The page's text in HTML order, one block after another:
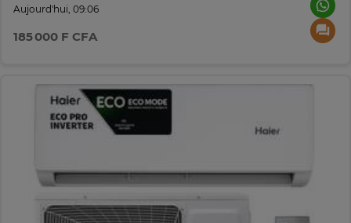
Aujourd'hui, 09:06
185 000 F CFA